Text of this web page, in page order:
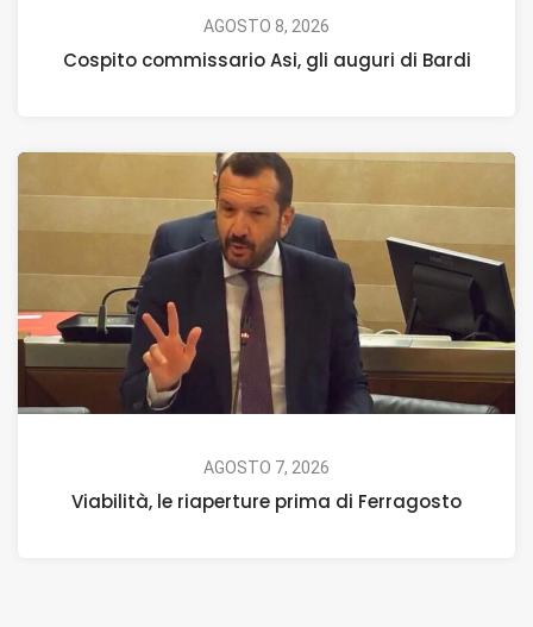
AGOSTO 8, 2026
Cospito commissario Asi, gli auguri di Bardi
AGOSTO 7, 2026
Viabilità, le riaperture prima di Ferragosto